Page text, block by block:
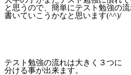
と思うので、簡単にテスト勉強の
書いていこうかなと思います(^^)/
テスト勉強の流れは大きく３つに
分ける事が出来ます。